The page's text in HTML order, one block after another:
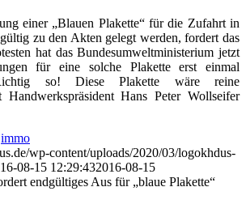
einer „Blauen Plakette“ für die Zufahrt in
zu den Akten gelegt werden, fordert das
hat das Bundesumweltministerium jetzt
für eine solche Plakette erst einmal
so! Diese Plakette wäre reine
Handwerkspräsident Hans Peter Wollseifer
immo
wp-content/uploads/2020/03/logokhdus-
08-15 12:29:432016-08-15
endgültiges Aus für „blaue Plakette“